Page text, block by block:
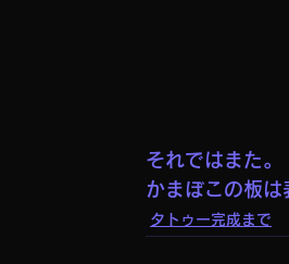
それではまた。
かまぼこの板
タトゥー完成まで